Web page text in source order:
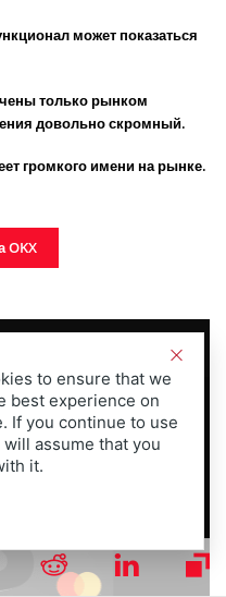
может показаться
только рынком
довольно скромный.
громкого имени на рынке.
OKX
to ensure that we
best experience on
If you continue to use
assume that you
it.